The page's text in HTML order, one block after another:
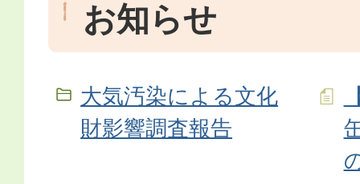
お知らせ
大気汚染による文化
財影響調査報告